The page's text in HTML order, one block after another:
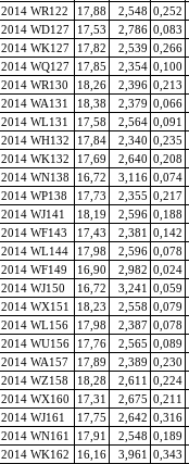
2014 WR122 17,88 2,548 0,252
2014 WD127 17,53 2,786 0,083
2014 WK127 17,82 2,539 0,266
2014 WQ127 17,85 2,354 0,100
2014 WR130 18,26 2,396 0,213
2014 WA131 18,38 2,379 0,066
2014 WL131 17,58 2,564 0,091
2014 WH132 17,84 2,340 0,235
2014 WK132 17,69 2,640 0,208
2014 WN138 16,72 3,116 0,074
2014 WP138 17,73 2,355 0,217
2014 WJ141 18,19 2,596 0,188
2014 WF143 17,43 2,381 0,142
2014 WL144 17,98 2,596 0,078
2014 WF149 16,90 2,982 0,024
2014 WJ150 16,72 3,241 0,059
2014 WX151 18,23 2,558 0,079
2014 WL156 17,98 2,387 0,078
2014 WU156 17,76 2,565 0,089
2014 WA157 17,89 2,389 0,230
2014 WZ158 18,28 2,611 0,224
2014 WX160 17,31 2,675 0,211
2014 WJ161 17,75 2,642 0,316
2014 WN161 17,91 2,548 0,189
2014 WK162 16,16 3,961 0,343